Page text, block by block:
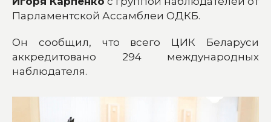
Парламентской Ассамблеи ОДКБ.
Он сообщил, что всего ЦИК Беларуси
аккредитовано 294 международных
наблюдателя.